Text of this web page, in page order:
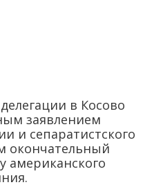
в Косово
заявлением
и сепаратистского
окончательный
американского